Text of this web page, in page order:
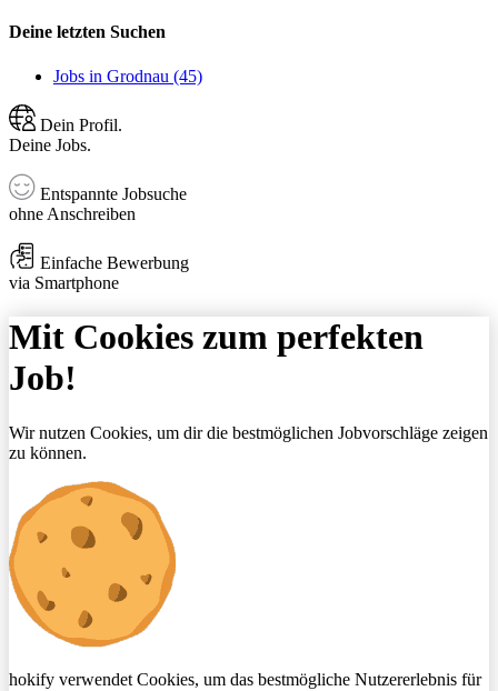
Deine letzten Suchen
Jobs in Grodnau (45)
Dein Profil.
Deine Jobs.
Entspannte Jobsuche
ohne Anschreiben
Einfache Bewerbung
via Smartphone
Mit Cookies zum perfekten
Job!
Wir nutzen Cookies, um dir die bestmöglichen Jobvorschläge zeigen
zu können.
hokify verwendet Cookies, um das bestmögliche Nutzererlebnis für